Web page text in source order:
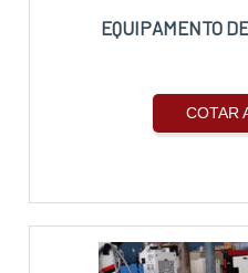
EQUIPAMENTO
COTAR